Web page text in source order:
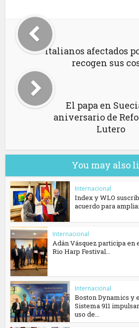
Italianos afectados
recogen sus
El papa en
aniversario de
Lutero
You may also
Internacional
Index y WLO
acuerdo para
Internacional
Adán Vásquez participa en
Rio Harp Festival...
Internacional
Boston Dynamics y
Sistema 911
uso de...